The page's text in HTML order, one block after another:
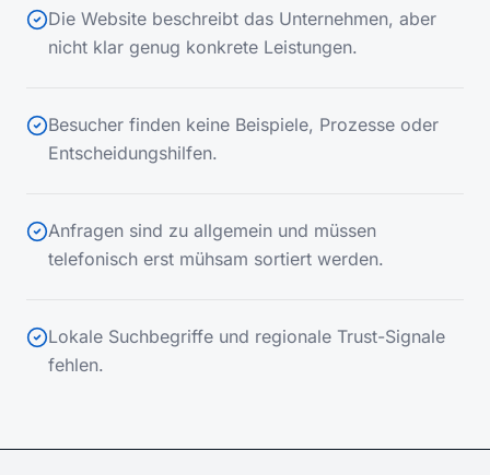
Die Website beschreibt das Unternehmen, aber
nicht klar genug konkrete Leistungen.
Besucher finden keine Beispiele, Prozesse oder
Entscheidungshilfen.
Anfragen sind zu allgemein und müssen
telefonisch erst mühsam sortiert werden.
Lokale Suchbegriffe und regionale Trust-Signale
fehlen.